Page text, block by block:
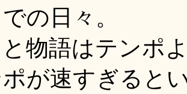
の日々。
物語はテンポ
ポが速すぎると